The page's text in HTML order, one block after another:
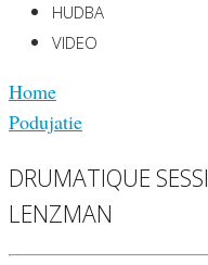
HUDBA
VIDEO
Home
Podujatie
DRUMATIQUE
LENZMAN